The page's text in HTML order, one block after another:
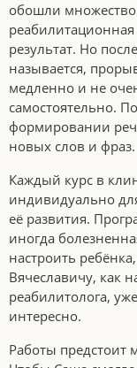
обошли
результат. Но
называется,
медленно и не
самостоятельно.
формировании
новых слов и фраз.
Каждый курс в
индивидуально
её развития.
иногда
настроить
Вячеславичу, как
реабилитолога,
интересно.
Работы предстоит